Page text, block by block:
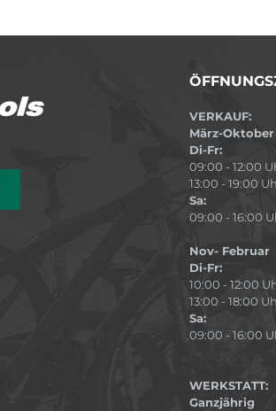
VERKAUF:
März-Oktober
Di-Fr:
09:00 - 12:00
13:00 - 19:00
Sa:
09:00 - 16:00
Nov- Februar
Di-Fr:
10:00 - 12:00
13:00 - 18:00
Sa:
09:00 - 16:00
WERKSTATT:
Ganzjährig